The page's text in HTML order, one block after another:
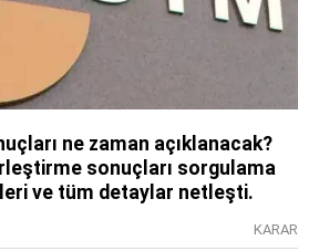
ne zaman açıklanacak?
sonuçları sorgulama
ve tüm detaylar netleşti.
KARAR